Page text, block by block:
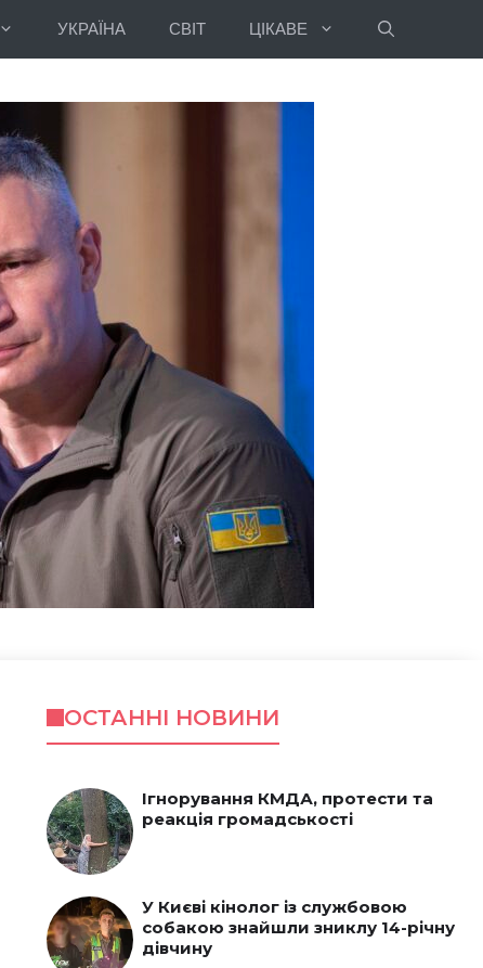
УКРАЇНА СВІТ ЦІКАВЕ
ОСТАННІ НОВИНИ
Ігнорування КМДА, протести та
реакція громадськості
У Києві кінолог із службовою
собакою знайшли зниклу 14-річну
дівчину